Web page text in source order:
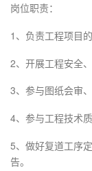
岗位职责：
1、负责工程项目
2、开展工程安全
3、参与图纸会审
4、参与工程技术
5、做好复道工序
告。